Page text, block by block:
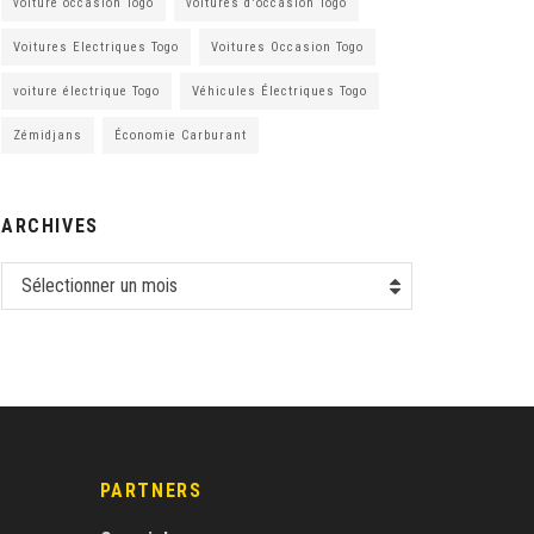
Voitures Electriques Togo Voitures Occasion Togo
voiture électrique Togo Véhicules Électriques Togo
Zémidjans Économie Carburant
ARCHIVES
Sélectionner un mois
PARTNERS